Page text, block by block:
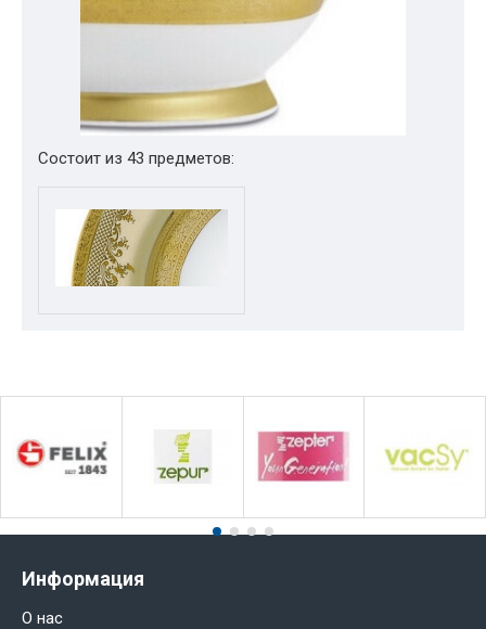
Состоит из 43 предметов:
Информация
О нас